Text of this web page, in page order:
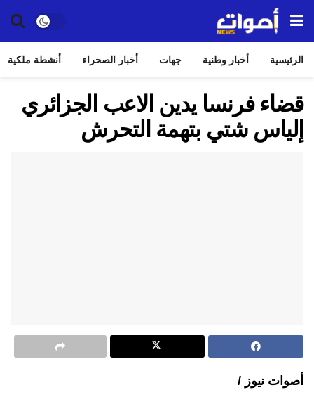
الرئيسية أخبار وطنية جهات أخبار الصحراء أنشطة ملكية
قضاء فرنسا يدين الاعب الجزائري
إلياس شتي بتهمة التحرش
أصوات نيوز /